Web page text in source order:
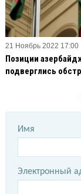
21 Ноябрь 2022 17:00
Позиции
подверглись
Имя
Электронный